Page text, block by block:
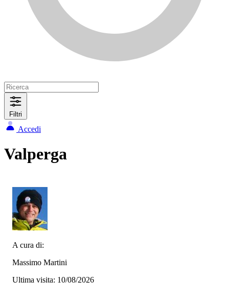
Filtri
Accedi
Valperga
A cura di:
Massimo Martini
Ultima visita: 10/08/2026